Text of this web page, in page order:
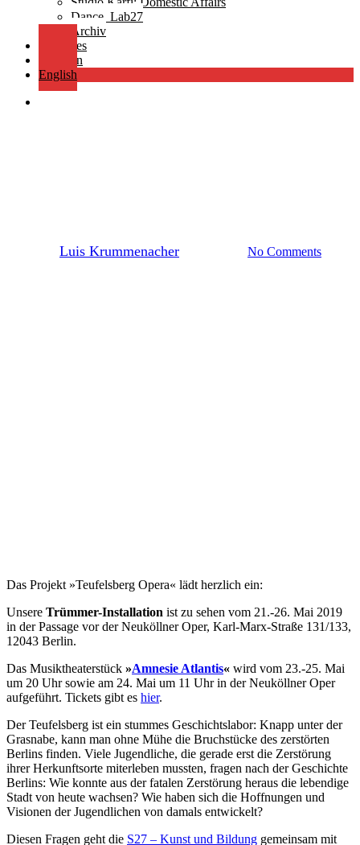
Dance_Lab27
Archiv
Aktuelles
Spenden
English
Luis Krummenacher No Comments
Das Projekt »Teufelsberg Opera« lädt herzlich ein:
Unsere Trümmer-Installation ist zu sehen vom 21.-26. Mai 2019
in der Passage vor der Neuköllner Oper, Karl-Marx-Straße 131/133,
12043 Berlin.
Das Musiktheaterstück »Amnesie Atlantis« wird vom 23.-25. Mai
um 20 Uhr sowie am 24. Mai um 11 Uhr in der Neuköllner Oper
aufgeführt. Tickets gibt es hier.
Der Teufelsberg ist ein stummes Geschichtslabor: Knapp unter der
Grasnabe, kann man ohne Mühe die Bruchstücke des zerstörten
Berlins finden. Viele Jugendliche, die gerade erst die Zerstörung
ihrer Herkunftsorte miterleben mussten, fragen nach der Geschichte
Berlins: Wie konnte aus der fatalen Zerstörung heraus die lebendige
Stadt von heute wachsen? Wie haben sich die Hoffnungen und
Visionen der Jugendlichen von damals entwickelt?
Diesen Fragen geht die S27 – Kunst und Bildung gemeinsam mit